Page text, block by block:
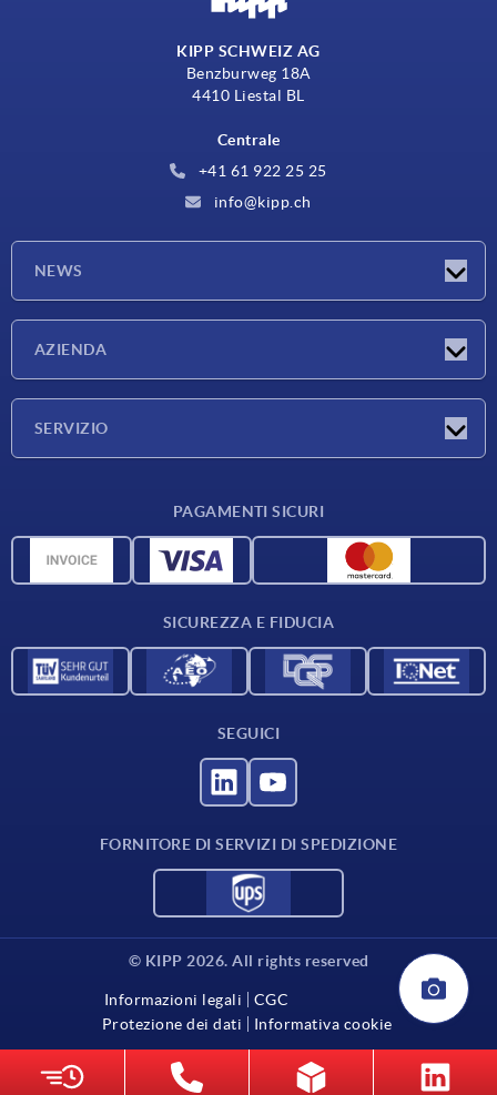
KIPP SCHWEIZ AG
Benzburweg 18A
4410 Liestal BL
Centrale
+41 61 922 25 25
info@kipp.ch
NEWS
AZIENDA
SERVIZIO
Dati CAD
PAGAMENTI SICURI
SICUREZZA E FIDUCIA
SEGUICI
FORNITORE DI SERVIZI DI SPEDIZIONE
© KIPP 2026. All rights reserved
Informazioni legali
CGC
Protezione dei dati
Informativa cookie